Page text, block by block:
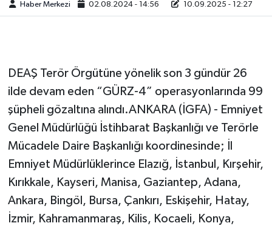
Haber Merkezi 02.08.2024 - 14:56 10.09.2025 - 12:27
DEAŞ Terör Örgütüne yönelik son 3 gündür 26
ilde devam eden “GÜRZ-4” operasyonlarında 99
şüpheli gözaltına alındı.ANKARA (İGFA) - Emniyet
Genel Müdürlüğü İstihbarat Başkanlığı ve Terörle
Mücadele Daire Başkanlığı koordinesinde; İl
Emniyet Müdürlüklerince Elazığ, İstanbul, Kırşehir,
Kırıkkale, Kayseri, Manisa, Gaziantep, Adana,
Ankara, Bingöl, Bursa, Çankırı, Eskişehir, Hatay,
İzmir, Kahramanmaraş, Kilis, Kocaeli, Konya,